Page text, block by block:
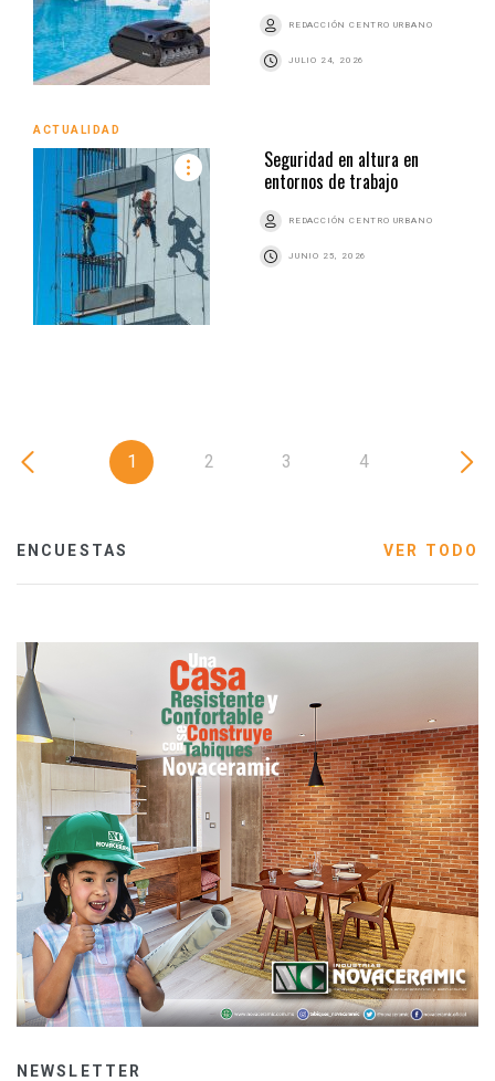
REDACCIÓN CENTRO URBANO
JULIO 24, 2026
ACTUALIDAD
Seguridad en altura en
entornos de trabajo
REDACCIÓN CENTRO URBANO
JUNIO 25, 2026
1 2 3 4
ENCUESTAS VER TODO
NEWSLETTER